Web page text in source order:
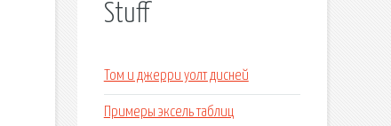
Stuff
Том и джерри уолт дисней
Примеры эксель таблиц